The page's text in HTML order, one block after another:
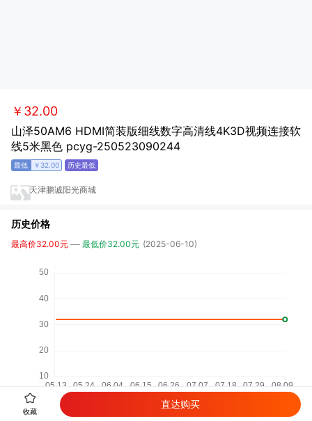
￥32.00
山泽50AM6 HDMI简装版细线数字高清线4K3D视频连接软
线5米黑色 pcyg-250523090244
￥32.00
天津鹏诚阳光商城
历史价格
最高价32.00元 最低价32.00元 (2025-06-10)
收藏
直达购买